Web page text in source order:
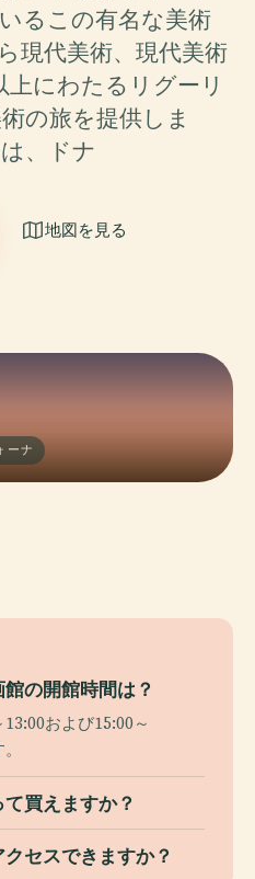
るこの有名な美術
現代美術、現代美術
にわたるリグーリ
の旅を提供しま
、ドナ
地図を見る
ーナ
の開館時間は？
および15:00～
買えますか？
セスできますか？